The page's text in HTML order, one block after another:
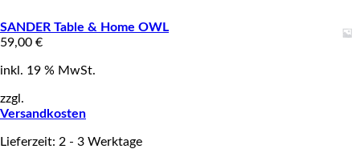
SANDER Table & Home OWL
59,00 €
inkl. 19 % MwSt.
zzgl.
Versandkosten
Lieferzeit: 2 - 3 Werktage